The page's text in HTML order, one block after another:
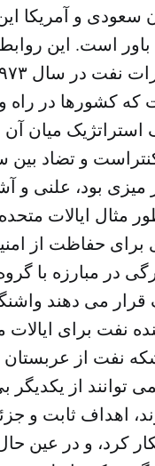
سعودی و آمریکا
باور است. این
کشورها در راه
استراتژیک میان
و تضاد
میزی بود، علنی و
مثال ایالات
حفاظت از
در مبارزه با
می دهند
نفت برای
نفت از عربستان
توانند از
اهداف ثابت و
کرد، و در